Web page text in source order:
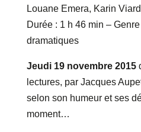
Louane Emera, Karin
Durée : 1 h 46 min –
dramatiques
Jeudi 19 novembre 2015
lectures, par Jacques
selon son humeur et ses
moment…